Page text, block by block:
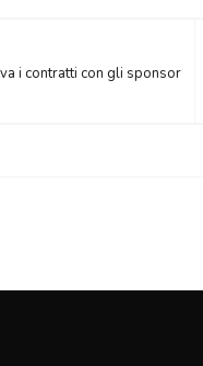
i contratti con gli sponsor